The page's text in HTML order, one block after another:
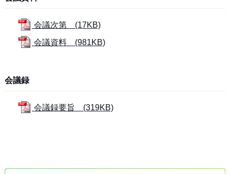
会議次第 (17KB)
会議資料 (981KB)
会議録
会議録要旨 (319KB)